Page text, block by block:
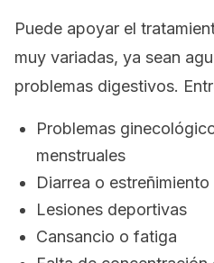
Puede apoyar el
muy variadas, ya sean
problemas digestivos.
Problemas
menstruales
Diarrea o estreñimiento
Lesiones deportivas
Cansancio o fatiga